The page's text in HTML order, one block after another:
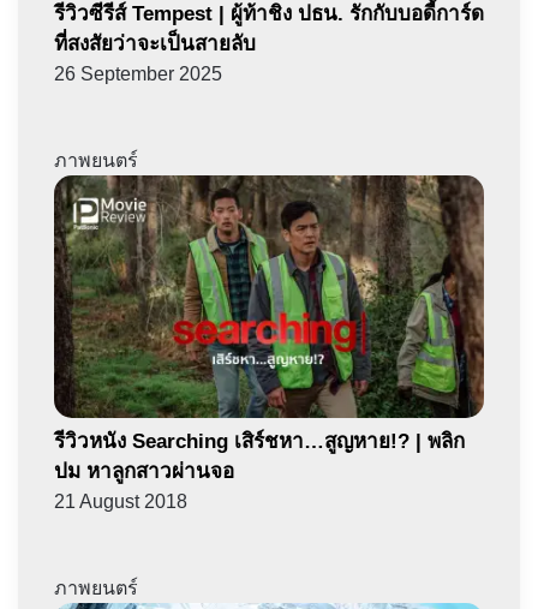
รีวิวซีรีส์ Tempest | ผู้ท้าชิง ปธน. รักกับบอดี้การ์ด
ที่สงสัยว่าจะเป็นสายลับ
26 September 2025
ภาพยนตร์
รีวิวหนัง Searching เสิร์ชหา…สูญหาย!? | พลิก
ปม หาลูกสาวผ่านจอ
21 August 2018
ภาพยนตร์